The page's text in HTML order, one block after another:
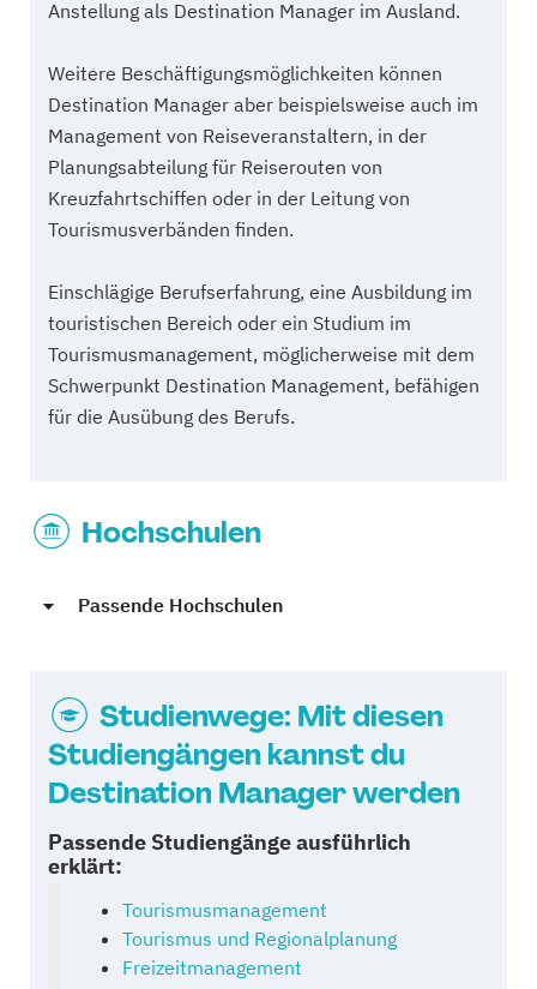
Anstellung als Destination Manager im Ausland.
Weitere Beschäftigungsmöglichkeiten können
Destination Manager aber beispielsweise auch im
Management von Reiseveranstaltern, in der
Planungsabteilung für Reiserouten von
Kreuzfahrtschiffen oder in der Leitung von
Tourismusverbänden finden.
Einschlägige Berufserfahrung, eine Ausbildung im
touristischen Bereich oder ein Studium im
Tourismusmanagement, möglicherweise mit dem
Schwerpunkt Destination Management, befähigen
für die Ausübung des Berufs.
Hochschulen
Passende Hochschulen
Studienwege: Mit diesen
Studiengängen kannst du
Destination Manager werden
Passende Studiengänge ausführlich
erklärt:
Tourismusmanagement
Tourismus und Regionalplanung
Freizeitmanagement